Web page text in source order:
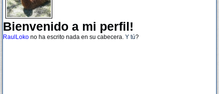
Bienvenido a mi perfil!
RaulLoko no ha escrito nada en su cabecera. Y tú?